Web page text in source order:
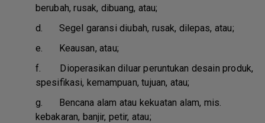
berubah, rusak, dibuang, atau;
d. Segel garansi diubah, rusak, dilepas, atau;
e. Keausan, atau;
f. Dioperasikan diluar peruntukan desain produk,
spesifikasi, kemampuan, tujuan, atau;
g. Bencana alam atau kekuatan alam, mis.
kebakaran, banjir, petir, atau;